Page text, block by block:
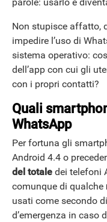
ANDROID
parole: usarlo è
Non stupisce affatto,
impedire l’uso di
sistema operativo:
dell’app con cui gli
con i propri contatti?
Quali
WhatsApp
Per fortuna gli
Android 4.4 o
del totale dei telefoni
comunque di qualche
usati come secondo
d’emergenza in caso